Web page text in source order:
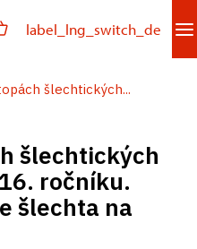
label_lng_switch_de
šlechtických...
šlechtických
ročníku.
šlechta na